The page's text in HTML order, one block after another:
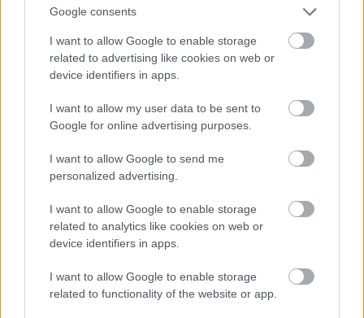
Google consents
I want to allow Google to enable storage
related to advertising like cookies on web or
device identifiers in apps.
I want to allow my user data to be sent to
Google for online advertising purposes.
I want to allow Google to send me
personalized advertising.
I want to allow Google to enable storage
related to analytics like cookies on web or
device identifiers in apps.
I want to allow Google to enable storage
related to functionality of the website or app.